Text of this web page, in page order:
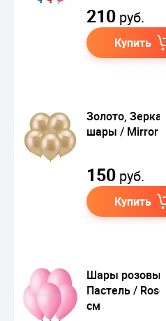
210 руб.
Купить
Золото,
шары / Mirror
150 руб.
Купить
Шары
Пастель /
см